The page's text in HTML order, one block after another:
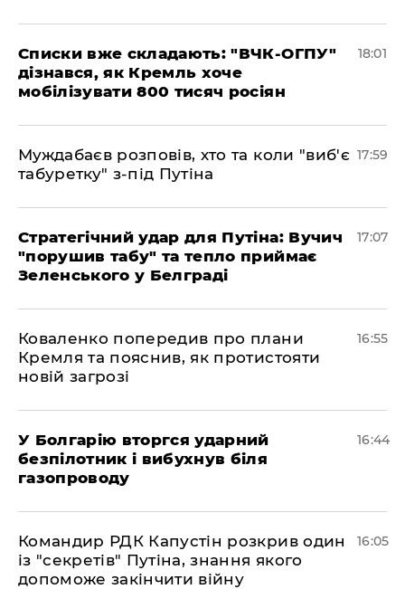
Списки вже складають: "ВЧК-ОГПУ"
дізнався, як Кремль хоче
мобілізувати 800 тисяч росіян
18:01
Муждабаєв розповів, хто та коли "виб'є
табуретку" з-під Путіна
17:59
Стратегічний удар для Путіна: Вучич
"порушив табу" та тепло приймає
Зеленського у Белграді
17:07
Коваленко попередив про плани
Кремля та пояснив, як протистояти
новій загрозі
16:55
У Болгарію вторгся ударний
безпілотник і вибухнув біля
газопроводу
16:44
Командир РДК Капустін розкрив один
із "секретів" Путіна, знання якого
допоможе закінчити війну
16:05